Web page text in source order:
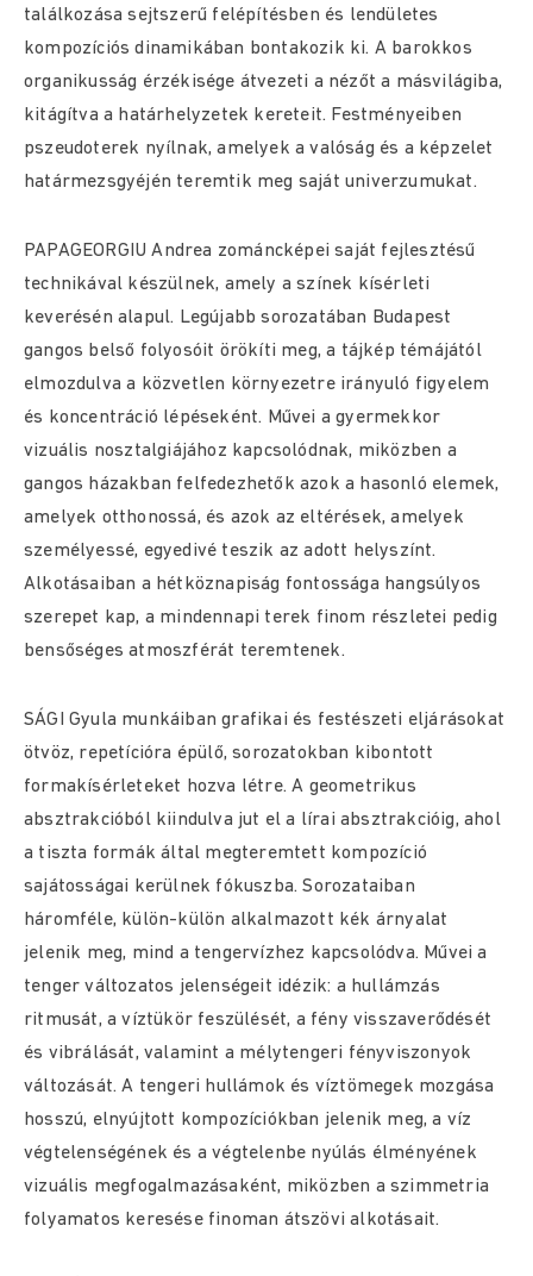
találkozása sejtszerű felépítésben és lendületes
kompozíciós dinamikában bontakozik ki. A barokkos
organikusság érzékisége átvezeti a nézőt a másvilágiba,
kitágítva a határhelyzetek kereteit. Festményeiben
pszeudoterek nyílnak, amelyek a valóság és a képzelet
határmezsgyéjén teremtik meg saját univerzumukat.
PAPAGEORGIU Andrea zománcképei saját fejlesztésű
technikával készülnek, amely a színek kísérleti
keverésén alapul. Legújabb sorozatában Budapest
gangos belső folyosóit örökíti meg, a tájkép témájától
elmozdulva a közvetlen környezetre irányuló figyelem
és koncentráció lépéseként. Művei a gyermekkor
vizuális nosztalgiájához kapcsolódnak, miközben a
gangos házakban felfedezhetők azok a hasonló elemek,
amelyek otthonossá, és azok az eltérések, amelyek
személyessé, egyedivé teszik az adott helyszínt.
Alkotásaiban a hétköznapiság fontossága hangsúlyos
szerepet kap, a mindennapi terek finom részletei pedig
bensőséges atmoszférát teremtenek.
SÁGI Gyula munkáiban grafikai és festészeti eljárásokat
ötvöz, repetícióra épülő, sorozatokban kibontott
formakísérleteket hozva létre. A geometrikus
absztrakcióból kiindulva jut el a lírai absztrakcióig, ahol
a tiszta formák által megteremtett kompozíció
sajátosságai kerülnek fókuszba. Sorozataiban
háromféle, külön-külön alkalmazott kék árnyalat
jelenik meg, mind a tengervízhez kapcsolódva. Művei a
tenger változatos jelenségeit idézik: a hullámzás
ritmusát, a víztükör feszülését, a fény visszaverődését
és vibrálását, valamint a mélytengeri fényviszonyok
változását. A tengeri hullámok és víztömegek mozgása
hosszú, elnyújtott kompozíciókban jelenik meg, a víz
végtelenségének és a végtelenbe nyúlás élményének
vizuális megfogalmazásaként, miközben a szimmetria
folyamatos keresése finoman átszövi alkotásait.